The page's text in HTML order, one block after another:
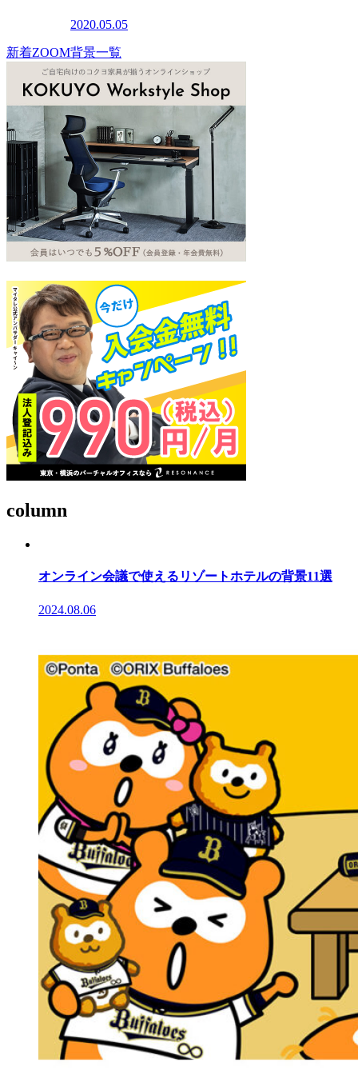
2020.05.05
新着ZOOM背景一覧
column
オンライン会議で使えるリゾートホテルの背景11選
2024.08.06